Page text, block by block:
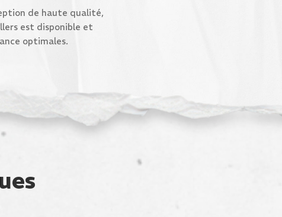
de haute qualité,
est disponible et
optimales.